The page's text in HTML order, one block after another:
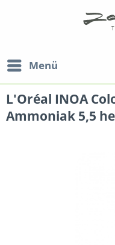
Menü
L'Oréal INOA
Ammoniak 5,5